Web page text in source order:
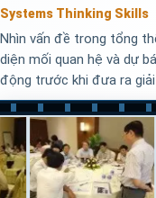
Systems Thinking Skills
Nhìn vấn đề trong tổng
diện mối quan hệ và dự
động trước khi đưa ra giải